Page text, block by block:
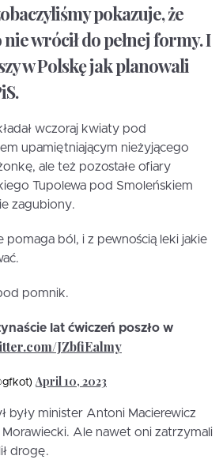
pokazuje, że
wrócił do pełnej formy. I
w Polskę jak planowali
wczoraj kwiaty pod
upamiętniającym nieżyjącego
ale też pozostałe ofiary
Tupolewa pod Smoleńskiem
zagubiony.
pomaga ból, i z pewnością leki jakie
pomnik.
lat ćwiczeń poszło w
JZbfiEalmy
April 10, 2023
były minister Antoni Macierewicz
Ale nawet oni zatrzymali
drogę.